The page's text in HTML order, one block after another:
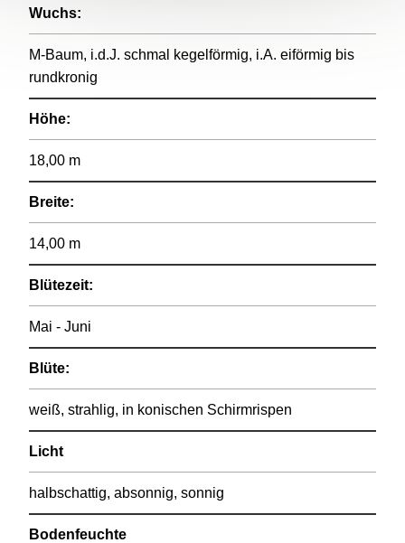
Wuchs:
M-Baum, i.d.J. schmal kegelförmig, i.A. eiförmig bis
rundkronig
Höhe:
18,00 m
Breite:
14,00 m
Blütezeit:
Mai - Juni
Blüte:
weiß, strahlig, in konischen Schirmrispen
Licht
halbschattig, absonnig, sonnig
Bodenfeuchte